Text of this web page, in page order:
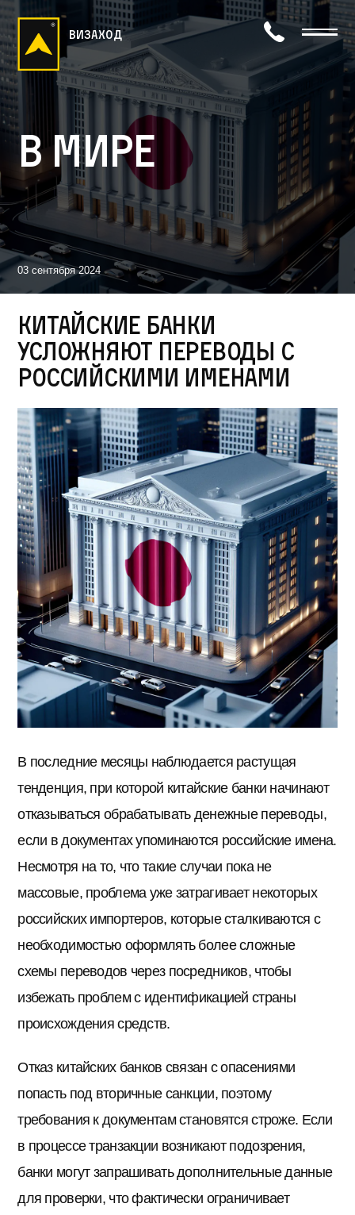
визаход
В мире
03 сентября 2024
Китайские банки
усложняют переводы с
российскими именами
В последние месяцы наблюдается растущая
тенденция, при которой китайские банки начинают
отказываться обрабатывать денежные переводы,
если в документах упоминаются российские имена.
Несмотря на то, что такие случаи пока не
массовые, проблема уже затрагивает некоторых
российских импортеров, которые сталкиваются с
необходимостью оформлять более сложные
схемы переводов через посредников, чтобы
избежать проблем с идентификацией страны
происхождения средств.
Отказ китайских банков связан с опасениями
попасть под вторичные санкции, поэтому
требования к документам становятся строже. Если
в процессе транзакции возникают подозрения,
банки могут запрашивать дополнительные данные
для проверки, что фактически ограничивает